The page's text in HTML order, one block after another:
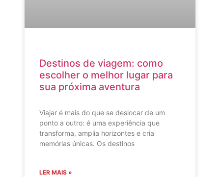
Destinos de viagem: como
escolher o melhor lugar para
sua próxima aventura
Viajar é mais do que se deslocar de um
ponto a outro: é uma experiência que
transforma, amplia horizontes e cria
memórias únicas. Os destinos
LER MAIS »